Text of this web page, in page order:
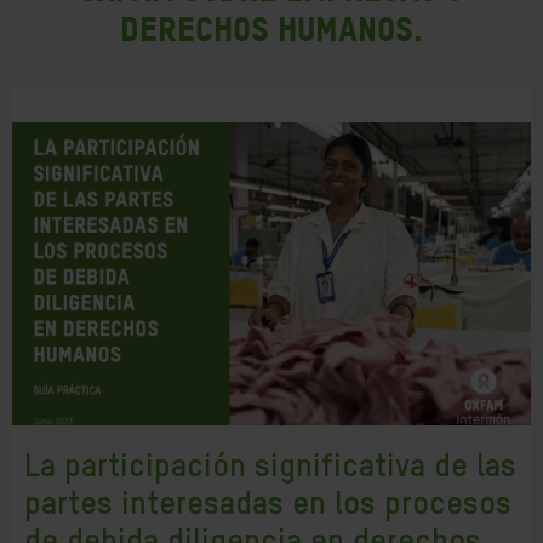
Derechos Humanos.
La participación significativa de las
partes interesadas en los procesos